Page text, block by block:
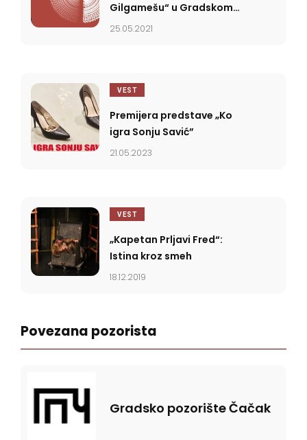
Gilgamešu“ u Gradskom
pozorištu Čačak
25.05.2021
VEST
Premijera predstave „Ko
igra Sonju Savić”
21.05.2023
VEST
„Kapetan Prljavi Fred“:
Istina kroz smeh
18.12.2019
Povezana pozorista
Gradsko pozorište Čačak